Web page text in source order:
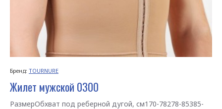
Бренд: TOURNURE
Жилет мужской 0300
РазмерОбхват под реберной дугой, см170-78278-85385-